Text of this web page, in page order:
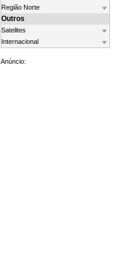
Região Norte
Outros
Satelites
Internacional
Anúncio: